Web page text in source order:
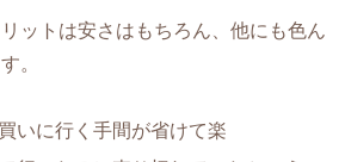
ットは安さはもちろん、他にも色ん
。
いに行く手間が省けて楽